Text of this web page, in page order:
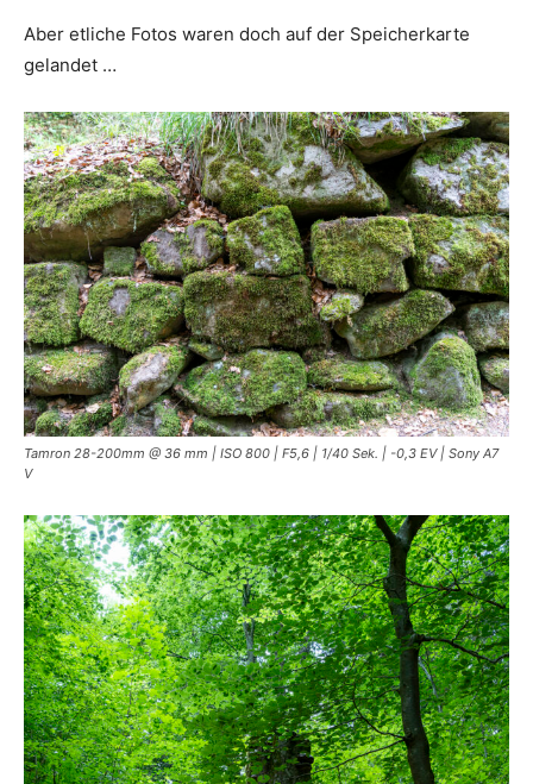
Aber etliche Fotos waren doch auf der Speicherkarte
gelandet …
Tamron 28-200mm @ 36 mm | ISO 800 | F5,6 | 1/40 Sek. | -0,3 EV | Sony A7
V